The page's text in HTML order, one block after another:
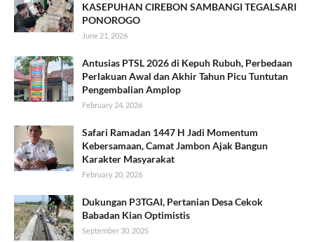
KASEPUHAN CIREBON SAMBANGI TEGALSARI
PONOROGO
June 21, 2026
Antusias PTSL 2026 di Kepuh Rubuh, Perbedaan
Perlakuan Awal dan Akhir Tahun Picu Tuntutan
Pengembalian Amplop
February 24, 2026
Safari Ramadan 1447 H Jadi Momentum
Kebersamaan, Camat Jambon Ajak Bangun
Karakter Masyarakat
February 20, 2026
Dukungan P3TGAI, Pertanian Desa Cekok
Babadan Kian Optimistis
September 30, 2025